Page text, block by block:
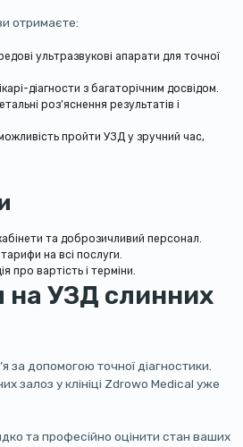
отримаєте:
ультразвукові апарати для точної
діагности з багаторічним досвідом.
роз’яснення результатів і
пройти УЗД у зручний час,
та доброзичливий персонал.
на всі послуги.
про вартість і терміни.
на УЗД слинних
за допомогою точної діагностики.
залоз у клініці Zdrowo Medical уже
та професійно оцінити стан ваших